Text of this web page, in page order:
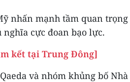
nhấn mạnh tầm quan trọng
cực đoan bạo lực.
kết tại Trung Đông]
và nhóm khủng bố Nhà